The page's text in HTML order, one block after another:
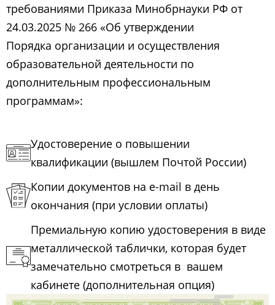
требованиями Приказа Минобрнауки РФ от
24.03.2025 № 266 «Об утверждении
Порядка организации и осуществления
образовательной деятельности по
дополнительным профессиональным
программам»:
Удостоверение о повышении
квалификации (вышлем Почтой России)
Копии документов на e-mail в день
окончания (при условии оплаты)
Премиальную копию удостоверения в виде
металлической таблички, которая будет
замечательно смотреться в вашем
кабинете (дополнительная опция)